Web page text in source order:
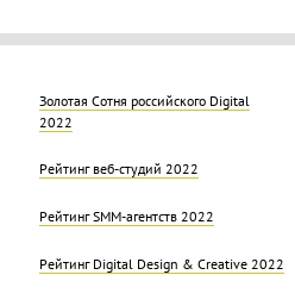
Золотая Cотня российского Digital
2022
Рейтинг веб-студий 2022
Рейтинг SMM-агентств 2022
Рейтинг Digital Design & Creative 2022